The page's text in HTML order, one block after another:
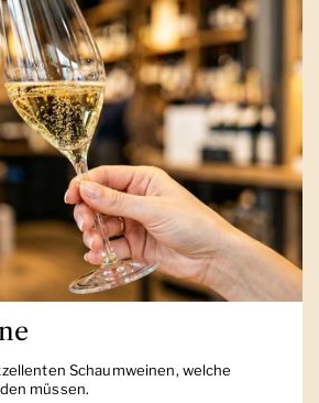
Schaumweinen, welche
müssen.